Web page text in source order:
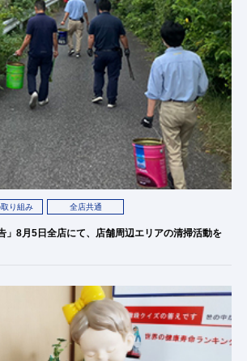
り組み 全店共通
」8月5日全店にて、店舗周辺エリアの清掃活動を